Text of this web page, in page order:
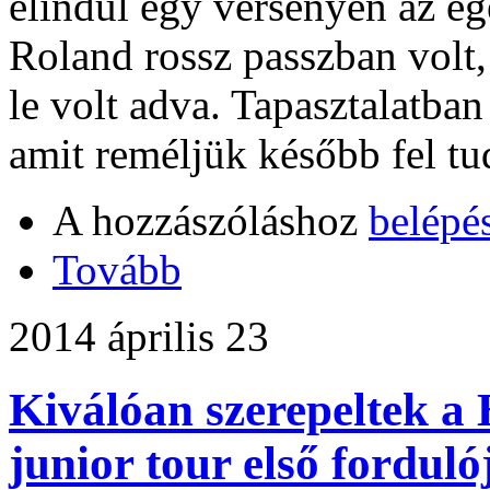
Roland rossz passzban
le volt adva.
amit reméljük később fel
A hozzászóláshoz
Tovább
2014 április 23
Kiválóan szerepeltek a
junior tour első